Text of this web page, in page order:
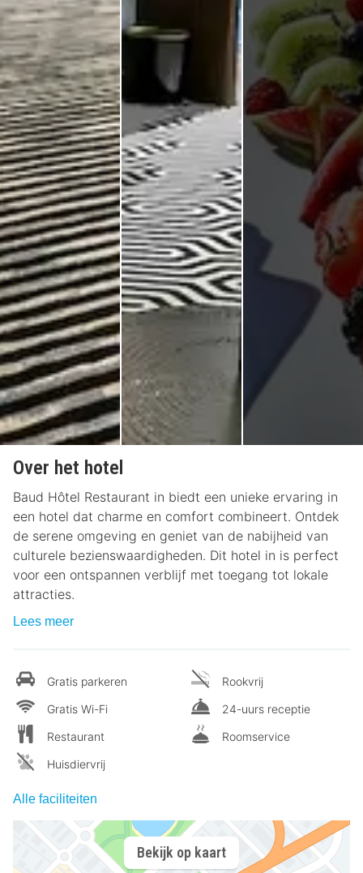
Over het hotel
Baud Hôtel Restaurant in biedt een unieke ervaring in
een hotel dat charme en comfort combineert. Ontdek
de serene omgeving en geniet van de nabijheid van
culturele bezienswaardigheden. Dit hotel in is perfect
voor een ontspannen verblijf met toegang tot lokale
attracties.
Lees meer
Gratis parkeren
Gratis Wi-Fi
Restaurant
Huisdiervrij
Rookvrij
24-uurs receptie
Roomservice
Alle faciliteiten
Bekijk op kaart